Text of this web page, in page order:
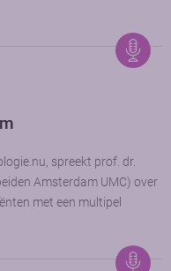
spreekt prof. dr.
Amsterdam UMC) over
met een multipel